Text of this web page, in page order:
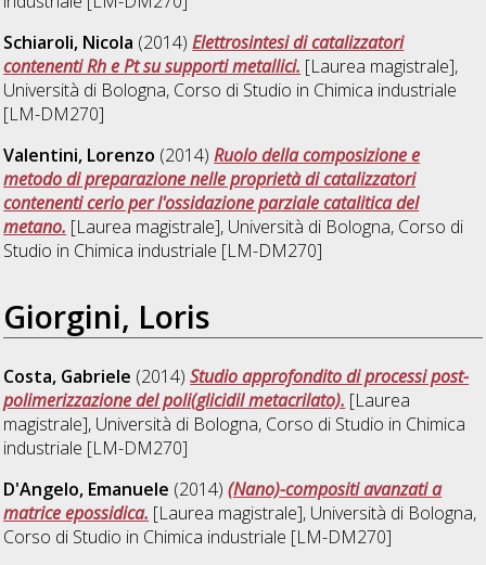
Schiaroli, Nicola (2014)Elettrosintesi di catalizzatori
contenenti Rh e Pt su supporti metallici. [Laurea magistrale],
Università di Bologna, Corso di Studio in Chimica industriale
[LM-DM270]
Valentini, Lorenzo (2014)Ruolo della composizione e
metodo di preparazione nelle proprietà di catalizzatori
contenenti cerio per l'ossidazione parziale catalitica del
metano. [Laurea magistrale], Università di Bologna, Corso di
Studio in Chimica industriale [LM-DM270]
Giorgini, Loris
Costa, Gabriele (2014)Studio approfondito di processi post-
polimerizzazione del poli(glicidil metacrilato). [Laurea
magistrale], Università di Bologna, Corso di Studio in Chimica
industriale [LM-DM270]
D'Angelo, Emanuele (2014)(Nano)-compositi avanzati a
matrice epossidica. [Laurea magistrale], Università di Bologna,
Corso di Studio in Chimica industriale [LM-DM270]